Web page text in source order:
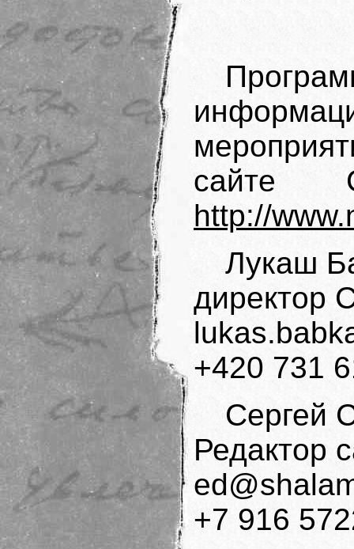
сайте
http://
Лукаш
директор
+420 731
Сергей
Редактор
+7 916